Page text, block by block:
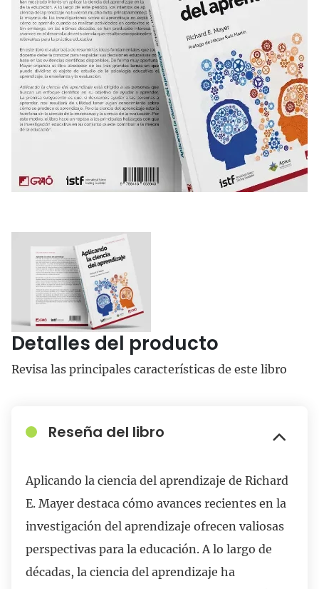
Detalles del producto
Revisa las principales características de este libro
Reseña del libro
Aplicando la ciencia del aprendizaje de Richard
E. Mayer destaca cómo avances recientes en la
investigación del aprendizaje ofrecen valiosas
perspectivas para la educación. A lo largo de
décadas, la ciencia del aprendizaje ha